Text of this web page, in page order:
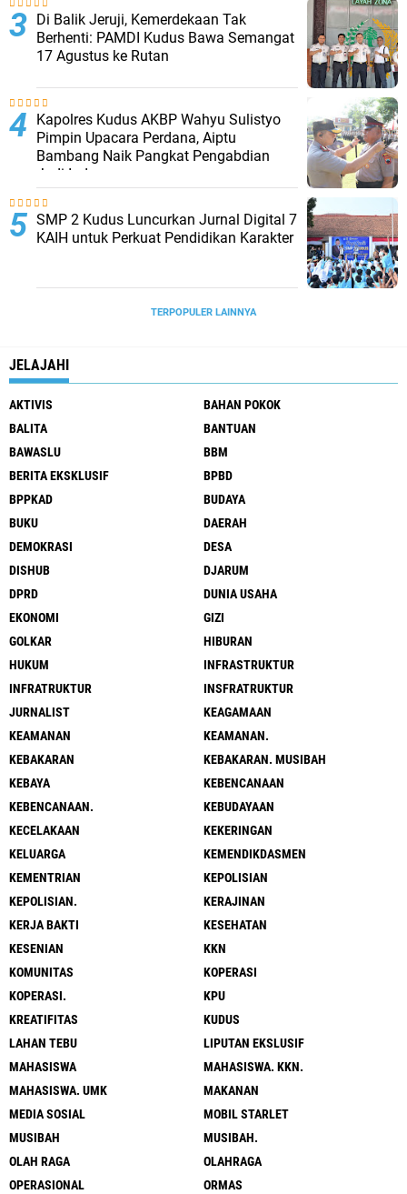
Di Balik Jeruji, Kemerdekaan Tak
Berhenti: PAMDI Kudus Bawa Semangat
17 Agustus ke Rutan
Kapolres Kudus AKBP Wahyu Sulistyo
Pimpin Upacara Perdana, Aiptu
Bambang Naik Pangkat Pengabdian
Jadi Ipda
SMP 2 Kudus Luncurkan Jurnal Digital 7
KAIH untuk Perkuat Pendidikan Karakter
TERPOPULER LAINNYA
JELAJAHI
AKTIVIS
BAHAN POKOK
BALITA
BANTUAN
BAWASLU
BBM
BERITA EKSKLUSIF
BPBD
BPPKAD
BUDAYA
BUKU
DAERAH
DEMOKRASI
DESA
DISHUB
DJARUM
DPRD
DUNIA USAHA
EKONOMI
GIZI
GOLKAR
HIBURAN
HUKUM
INFRASTRUKTUR
INFRATRUKTUR
INSFRATRUKTUR
JURNALIST
KEAGAMAAN
KEAMANAN
KEAMANAN.
KEBAKARAN
KEBAKARAN. MUSIBAH
KEBAYA
KEBENCANAAN
KEBENCANAAN.
KEBUDAYAAN
KECELAKAAN
KEKERINGAN
KELUARGA
KEMENDIKDASMEN
KEMENTRIAN
KEPOLISIAN
KEPOLISIAN.
KERAJINAN
KERJA BAKTI
KESEHATAN
KESENIAN
KKN
KOMUNITAS
KOPERASI
KOPERASI.
KPU
KREATIFITAS
KUDUS
LAHAN TEBU
LIPUTAN EKSLUSIF
MAHASISWA
MAHASISWA. KKN.
MAHASISWA. UMK
MAKANAN
MEDIA SOSIAL
MOBIL STARLET
MUSIBAH
MUSIBAH.
OLAH RAGA
OLAHRAGA
OPERASIONAL
ORMAS